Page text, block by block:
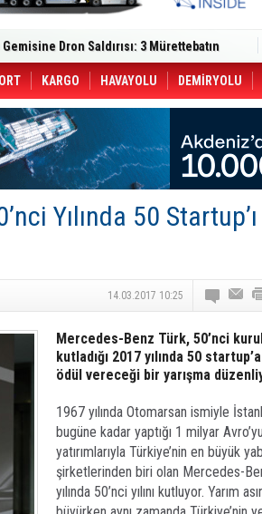
Master Red EDITION'ı ÖKN Lojistik
CCO'su Oldu
49 Destinasyonda İndirimli Taşıma
Aybir Lojistik Filosuna Katıldı
Dergi)
Yönetimini Dijitalleştiriyor
in June, Up 8.5%
ile Güçlendirdi
Saadia Zahidi Getirildi. IATA Tarihinde İlk
Zahidi as Director General
Ankara ile Hizmet Ağını Güçlendirdi
10 Adet T520 Çekici Teslim Etti
KARGO HAVAYOLU DEMİRYOLU
Yılında 50 Startup’ı
14.03.2017 10:25
Mercedes-Benz Türk, 50’nci
kutladığı 2017 yılında 50
ödül vereceği bir yarışma
1967 yılında Otomarsan ismiyle
bugüne kadar yaptığı 1 milyar
yatırımlarıyla Türkiye’nin en büyük
şirketlerinden biri olan Mercedes-
yılında 50’nci yılını kutluyor. Yarım